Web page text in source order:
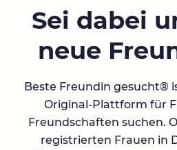
Sei dabei
neue
Beste Freundin gesucht®
Original-Plattform für
Freundschaften suchen.
registrierten Frauen in